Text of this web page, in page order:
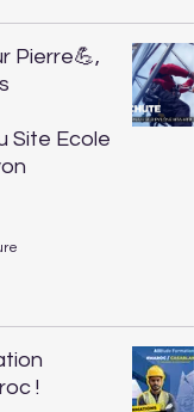
Pierre💪,
Site Ecole
!